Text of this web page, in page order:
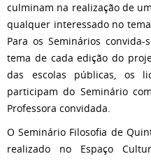
culminam na realização de
qualquer interessado no
Para os Seminários
tema de cada edição do
das escolas públicas, os
participam do Seminário
Professora convidada.
O Seminário Filosofia de
realizado no Espaço